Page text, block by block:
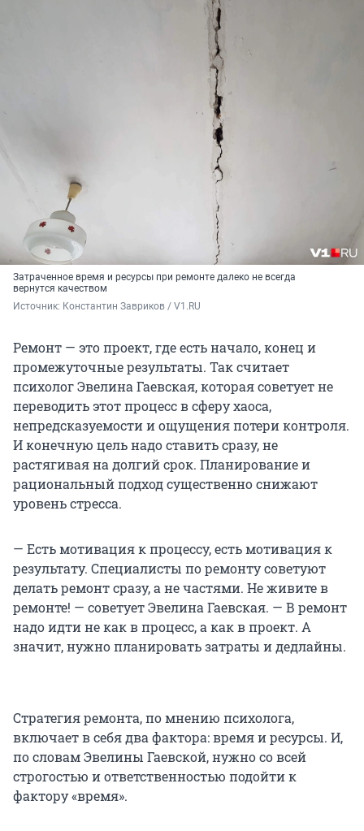
Затраченное время и ресурсы при ремонте далеко не всегда
вернутся качеством
Источник: Константин Завриков / V1.RU
Ремонт — это проект, где есть начало, конец и
промежуточные результаты. Так считает
психолог Эвелина Гаевская, которая советует не
переводить этот процесс в сферу хаоса,
непредсказуемости и ощущения потери контроля.
И конечную цель надо ставить сразу, не
растягивая на долгий срок. Планирование и
рациональный подход существенно снижают
уровень стресса.
— Есть мотивация к процессу, есть мотивация к
результату. Специалисты по ремонту советуют
делать ремонт сразу, а не частями. Не живите в
ремонте! — советует Эвелина Гаевская. — В ремонт
надо идти не как в процесс, а как в проект. А
значит, нужно планировать затраты и дедлайны.
Стратегия ремонта, по мнению психолога,
включает в себя два фактора: время и ресурсы. И,
по словам Эвелины Гаевской, нужно со всей
строгостью и ответственностью подойти к
фактору «время».